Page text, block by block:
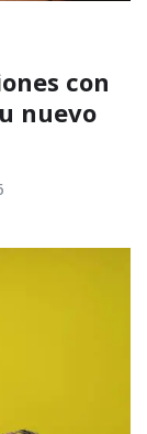
con
nuevo